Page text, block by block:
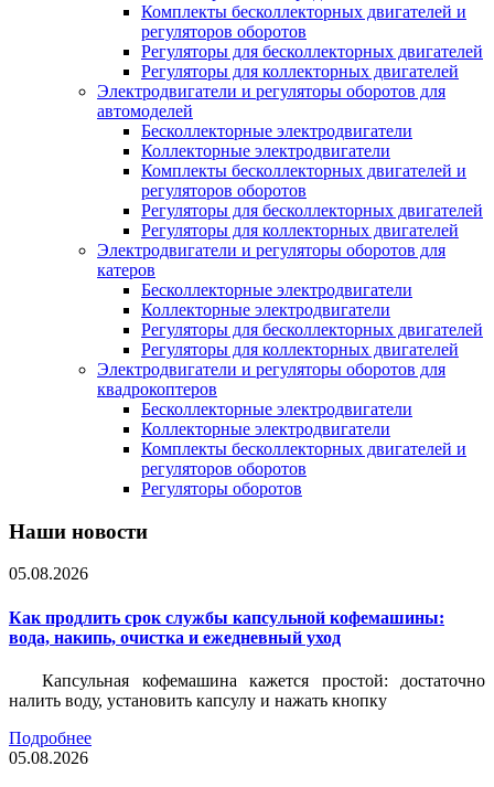
Комплекты бесколлекторных двигателей и
регуляторов оборотов
Регуляторы для бесколлекторных двигателей
Регуляторы для коллекторных двигателей
Электродвигатели и регуляторы оборотов для
автомоделей
Бесколлекторные электродвигатели
Коллекторные электродвигатели
Комплекты бесколлекторных двигателей и
регуляторов оборотов
Регуляторы для бесколлекторных двигателей
Регуляторы для коллекторных двигателей
Электродвигатели и регуляторы оборотов для
катеров
Бесколлекторные электродвигатели
Коллекторные электродвигатели
Регуляторы для бесколлекторных двигателей
Регуляторы для коллекторных двигателей
Электродвигатели и регуляторы оборотов для
квадрокоптеров
Бесколлекторные электродвигатели
Коллекторные электродвигатели
Комплекты бесколлекторных двигателей и
регуляторов оборотов
Регуляторы оборотов
Наши новости
05.08.2026
Как продлить срок службы капсульной кофемашины:
вода, накипь, очистка и ежедневный уход
Капсульная кофемашина кажется простой: достаточно
налить воду, установить капсулу и нажать кнопку
Подробнее
05.08.2026